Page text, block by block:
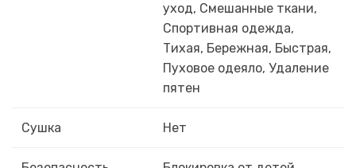
уход, Смешанные ткани,
Спортивная одежда,
Тихая, Бережная, Быстрая,
Пуховое одеяло, Удаление
пятен
Сушка Нет